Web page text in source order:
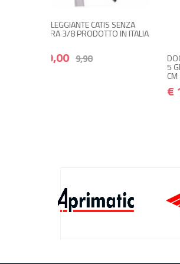
DOCCETTA PALINURO G61 -CON
5 GETTI ANTICALCARE CROMATA